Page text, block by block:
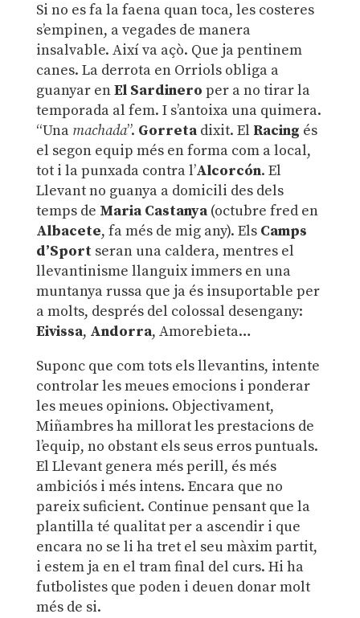
Si no es fa la faena quan toca, les costeres
s’empinen, a vegades de manera
insalvable. Així va açò. Que ja pentinem
canes. La derrota en Orriols obliga a
guanyar enEl Sardinero per a no tirar la
temporada al fem. I s’antoixa una quimera.
“Una machada”. Gorretadixit. El Racing és
el segon equip més en forma com a local,
tot i la punxada contra l’Alcorcón. El
Llevant no guanya a domicili des dels
temps de Maria Castanya(octubre fred en
Albacete, fa més de mig any). Els Camps
d’Sportseran una caldera, mentres el
llevantinisme llanguix immers en una
muntanya russa que ja és insuportable per
a molts, després del colossal desengany:
Eivissa, Andorra, Amorebieta…
Suponc que com tots els llevantins, intente
controlar les meues emocions i ponderar
les meues opinions. Objectivament,
Miñambres ha millorat les prestacions de
l’equip, no obstant els seus erros puntuals.
El Llevant genera més perill, és més
ambiciós i més intens. Encara que no
pareix suficient. Continue pensant que la
plantilla té qualitat per a ascendir i que
encara no se li ha tret el seu màxim partit,
i estem ja en el tram final del curs. Hi ha
futbolistes que poden i deuen donar molt
més de si.